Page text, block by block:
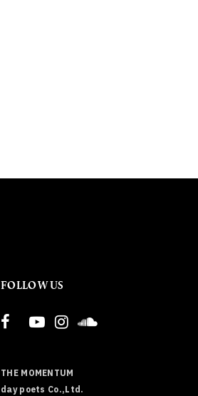
FOLLOW US
THE MOMENTUM
day poets Co.,Ltd.